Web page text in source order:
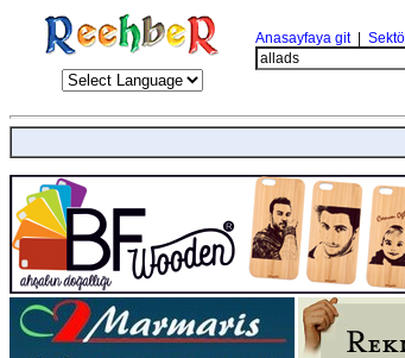
Anasayfaya git|